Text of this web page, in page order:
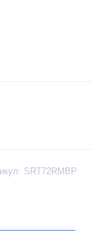
SRT72RMBP